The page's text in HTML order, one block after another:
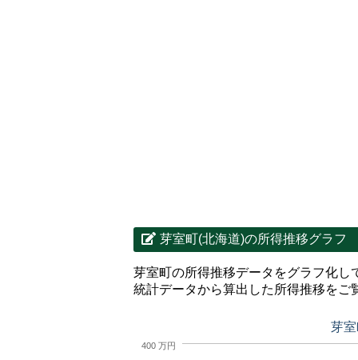
芽室町(北海道)の所得推移グラフ
芽室町の所得推移データをグラフ化し
統計データから算出した所得推移をご
芽
400 万円